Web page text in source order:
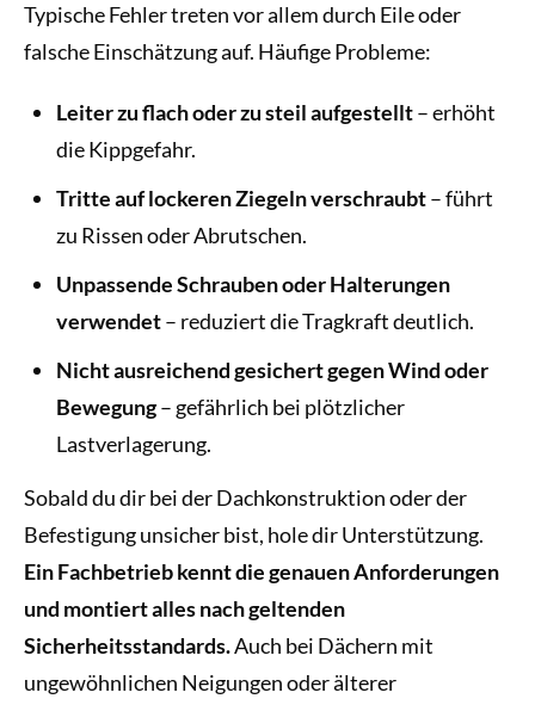
Typische Fehler treten vor allem durch Eile oder
falsche Einschätzung auf. Häufige Probleme:
Leiter zu flach oder zu steil aufgestellt– erhöht
die Kippgefahr.
Tritte auf lockeren Ziegeln verschraubt– führt
zu Rissen oder Abrutschen.
Unpassende Schrauben oder Halterungen
verwendet– reduziert die Tragkraft deutlich.
Nicht ausreichend gesichert gegen Wind oder
Bewegung– gefährlich bei plötzlicher
Lastverlagerung.
Sobald du dir bei der Dachkonstruktion oder der
Befestigung unsicher bist, hole dir Unterstützung.
Ein Fachbetrieb kennt die genauen Anforderungen
und montiert alles nach geltenden
Sicherheitsstandards.Auch bei Dächern mit
ungewöhnlichen Neigungen oder älterer